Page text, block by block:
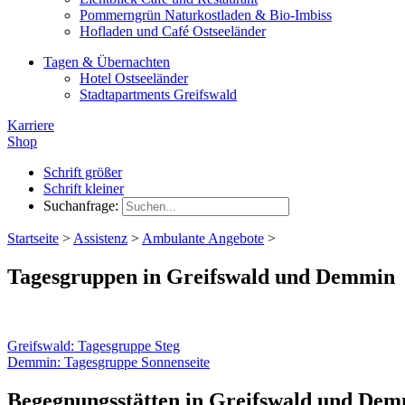
Pommerngrün Naturkostladen & Bio-Imbiss
Hofladen und Café Ostseeländer
Tagen & Übernachten
Hotel Ostseeländer
Stadtapartments Greifswald
Karriere
Shop
Schrift größer
Schrift kleiner
Suchanfrage:
Startseite > Assistenz > Ambulante Angebote >
Tagesgruppen in Greifswald und Demmin
Greifswald: Tagesgruppe Steg
Demmin: Tagesgruppe Sonnenseite